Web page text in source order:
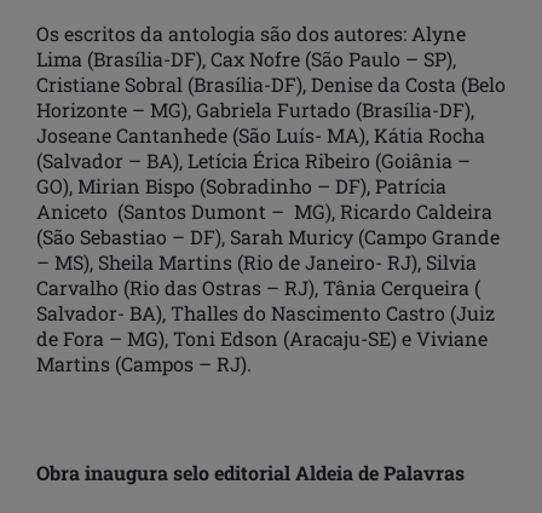
Os escritos da antologia são dos autores: Alyne
Lima (Brasília-DF), Cax Nofre (São Paulo – SP),
Cristiane Sobral (Brasília-DF), Denise da Costa (Belo
Horizonte – MG), Gabriela Furtado (Brasília-DF),
Joseane Cantanhede (São Luís- MA), Kátia Rocha
(Salvador – BA), Letícia Érica Ribeiro (Goiânia –
GO), Mirian Bispo (Sobradinho – DF), Patrícia
Aniceto (Santos Dumont – MG), Ricardo Caldeira
(São Sebastiao – DF), Sarah Muricy (Campo Grande
– MS), Sheila Martins (Rio de Janeiro- RJ), Silvia
Carvalho (Rio das Ostras – RJ), Tânia Cerqueira (
Salvador- BA), Thalles do Nascimento Castro (Juiz
de Fora – MG), Toni Edson (Aracaju-SE) e Viviane
Martins (Campos – RJ).
Obra inaugura selo editorial Aldeia de Palavras